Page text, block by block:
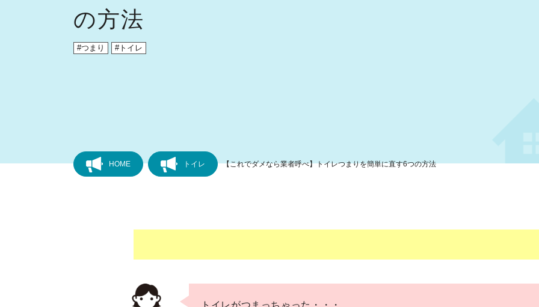
の方法
つまり トイレ
HOME トイレ 【これでダメなら業者呼べ】トイレつまりを簡単に直す6つの方法
トイレがつまっちゃった・・・